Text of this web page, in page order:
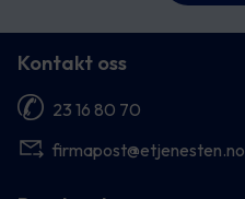
Kontakt oss
23 16 80 70
firmapost@etjenesten.no